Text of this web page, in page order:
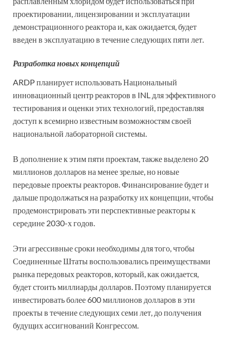
проектировании, лицензировании и эксплуатации
демонстрационного реактора и, как ожидается, будет
введен в эксплуатацию в течение следующих пяти лет.
Разработка новых концепций
ARDP планирует использовать Национальный
инновационный центр реакторов в INL для эффективного
тестирования и оценки этих технологий, предоставляя
доступ к всемирно известным возможностям своей
национальной лабораторной системы.
В дополнение к этим пяти проектам, также выделено 20
миллионов долларов на менее зрелые, но новые
передовые проекты реакторов. Финансирование будет и
дальше продолжаться на разработку их концепции, чтобы
продемонстрировать эти перспективные реакторы к
середине 2030-х годов.
Эти агрессивные сроки необходимы для того, чтобы
Соединенные Штаты воспользовались преимуществами
рынка передовых реакторов, который, как ожидается,
будет стоить миллиарды долларов. Поэтому планируется
инвестировать более 600 миллионов долларов в эти
проекты в течение следующих семи лет, до получения
будущих ассигнований Конгрессом.